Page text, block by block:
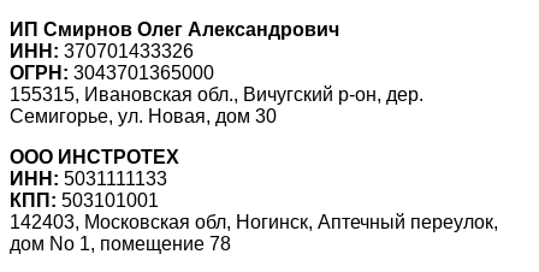
ИП Смирнов Олег Александрович
ИНН: 370701433326
ОГРН: 3043701365000
155315, Ивановская обл., Вичугский р-он, дер.
Семигорье, ул. Новая, дом 30
ООО ИНСТРОТЕХ
ИНН: 5031111133
КПП: 503101001
142403, Московская обл, Ногинск, Аптечный переулок,
дом No 1, помещение 78